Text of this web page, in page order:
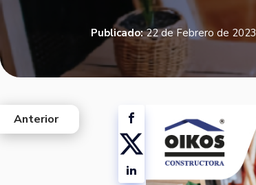
Publicado:22 de Febrero de 2023
west
Anterior